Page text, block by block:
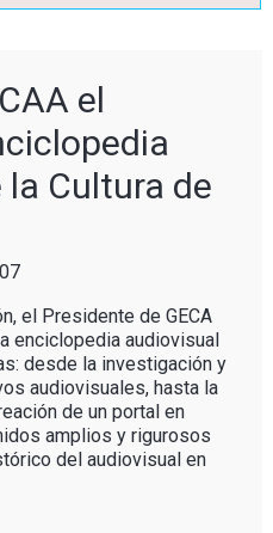
el
Cultura de
el Presidente de GECA
enciclopedia audiovisual
desde la investigación y
audiovisuales, hasta la
de un portal en
amplios y rigurosos
del audiovisual en